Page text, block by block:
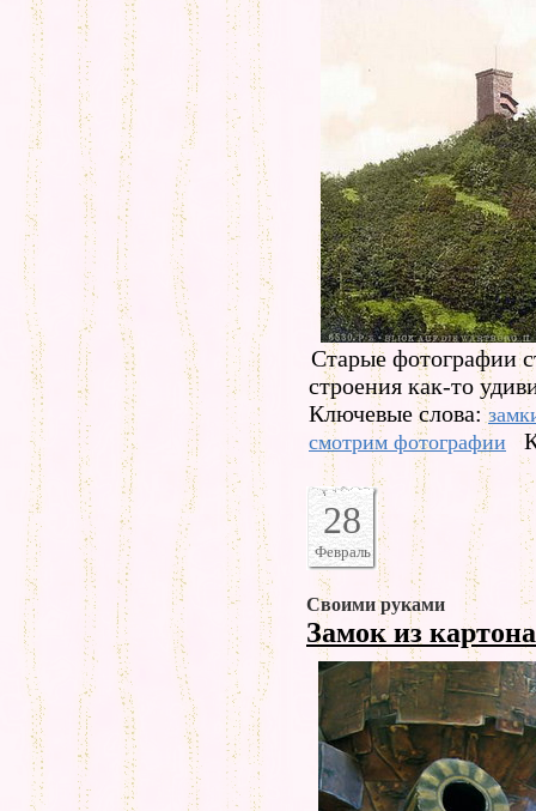
Старые фотографии
строения как-то
Ключевые слова:
смотрим фотографии
28
Февраль
Своими руками
Замок из